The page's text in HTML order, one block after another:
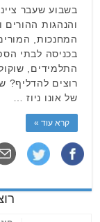
בשבוע שעבר
והנהגות ההורים
המחנכות,
בכניסה לבתי
התלמידים,
רוצים להדליף?
של אונו ניוז …
קרא עוד »